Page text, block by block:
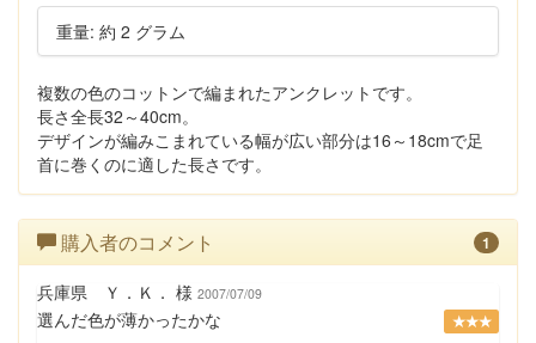
重量: 約 2 グラム
複数の色のコットンで編まれたアンクレットです。
長さ全長32～40cm。
デザインが編みこまれている幅が広い部分は16～18cmで足
首に巻くのに適した長さです。
購入者のコメント 1
兵庫県 Ｙ．Ｋ． 様 2007/07/09
★★★
選んだ色が薄かったかな